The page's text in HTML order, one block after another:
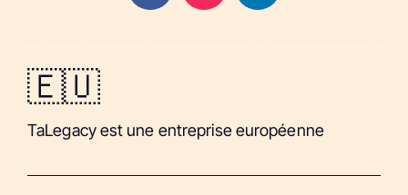
🇪🇺
TaLegacy est une entreprise européenne